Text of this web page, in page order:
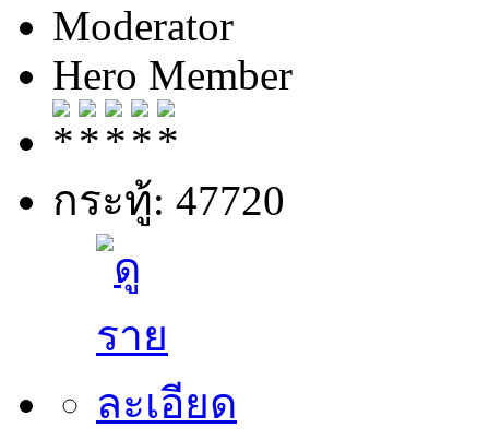
Moderator
Hero Member
กระทู้: 47720